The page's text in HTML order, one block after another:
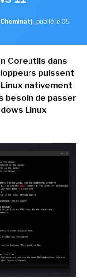
Cheminat) , publié le 05
Coreutils dans
puissent
nativement
besoin de passer
Linux